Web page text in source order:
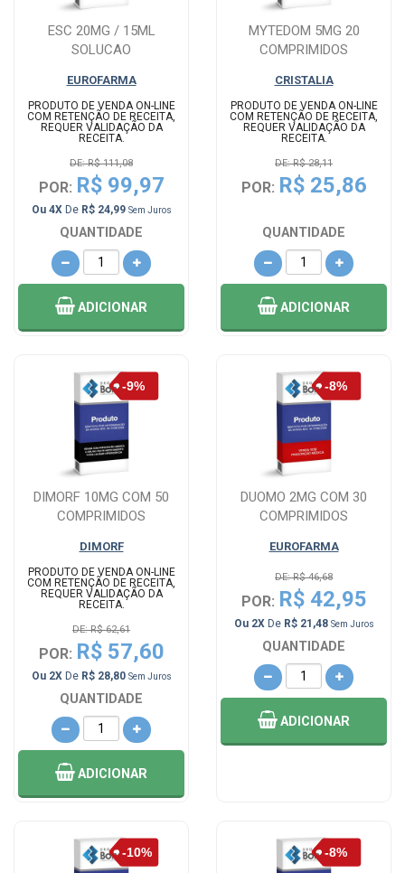
ESC 20MG / 15ML
SOLUCAO
EUROFARMA
PRODUTO DE VENDA ON-LINE
COM RETENÇÃO DE RECEITA,
REQUER VALIDAÇÃO DA
RECEITA.
DE: R$ 111,08
POR: R$ 99,97
Ou 4XDe R$ 24,99 Sem Juros
QUANTIDADE
ADICIONAR
MYTEDOM 5MG 20
COMPRIMIDOS
CRISTALIA
PRODUTO DE VENDA ON-LINE
COM RETENÇÃO DE RECEITA,
REQUER VALIDAÇÃO DA
RECEITA.
DE: R$ 28,11
POR: R$ 25,86
QUANTIDADE
ADICIONAR
DIMORF 10MG COM 50
COMPRIMIDOS
DIMORF
PRODUTO DE VENDA ON-LINE
COM RETENÇÃO DE RECEITA,
REQUER VALIDAÇÃO DA
RECEITA.
DE: R$ 62,61
POR: R$ 57,60
Ou 2XDe R$ 28,80 Sem Juros
QUANTIDADE
ADICIONAR
DUOMO 2MG COM 30
COMPRIMIDOS
EUROFARMA
DE: R$ 46,68
POR: R$ 42,95
Ou 2XDe R$ 21,48 Sem Juros
QUANTIDADE
ADICIONAR